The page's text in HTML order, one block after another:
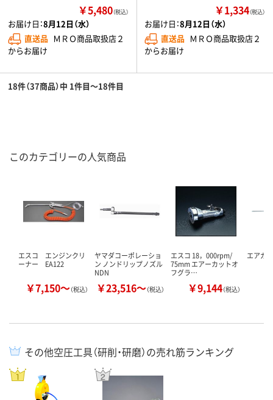
￥5,480（税込）
お届け日：8月12日（水）
直送品 ＭＲＯ商品取扱店２
からお届け
￥1,334（税込）
お届け日：8月12日（水）
直送品 ＭＲＯ商品取扱店２
からお届け
18件（37商品）中 1件目～18件目
このカテゴリーの人気商品
エスコ エンジンクリ
ーナー EA122
￥7,150～（税込）
ヤマダコーポレーショ
ン ノンドリップノズル
NDN
￥23,516～（税込）
エスコ 18，000rpm/
75mm エアーカットオ
フグラ…
￥9,144（税込）
エアガ
その他空圧工具（研削・研磨）の売れ筋ランキング